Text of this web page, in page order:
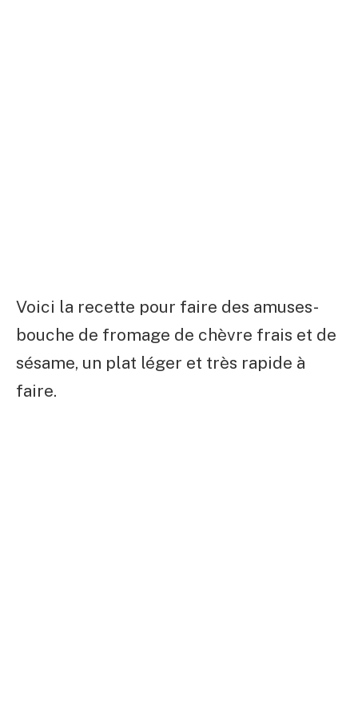
Voici la recette pour faire des amuses-
bouche de fromage de chèvre frais et de
sésame, un plat léger et très rapide à
faire.